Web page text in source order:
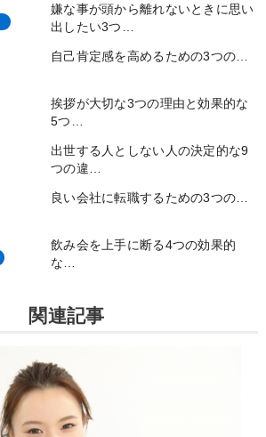
嫌な事が頭から離れないときに思い
出したい3つ…
自己肯定感を高めるための3つの…
挨拶が大切な3つの理由と効果的な
5つ…
出世する人としない人の決定的な9
つの違…
良い会社に転職するための3つの…
飲み会を上手に断る4つの効果的
な…
関連記事